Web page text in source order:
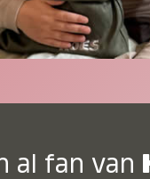
al fan van